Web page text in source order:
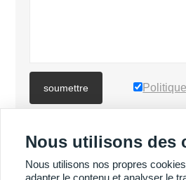
soumettre
PLUS DE PRODUITS
Nous utilisons des
Nous utilisons nos propres
adapter le contenu et analyser le